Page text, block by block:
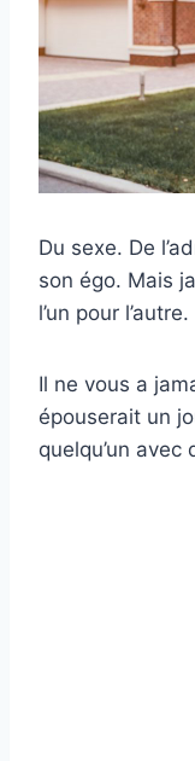
Du sexe. De
son égo. Mais
l’un pour l’autre.
Il ne vous a
épouserait un
quelqu’un avec